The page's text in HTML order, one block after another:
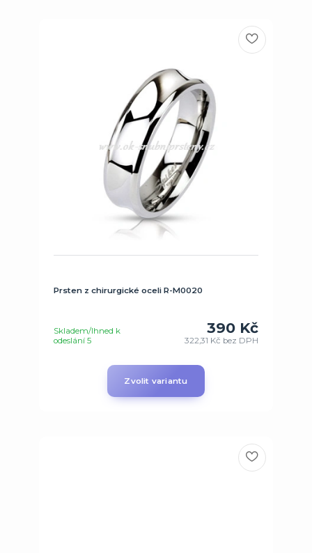
Prsten z chirurgické oceli R-M0020
390 Kč
322,31 Kč bez DPH
Skladem/Ihned k
odeslání 5
Zvolit variantu